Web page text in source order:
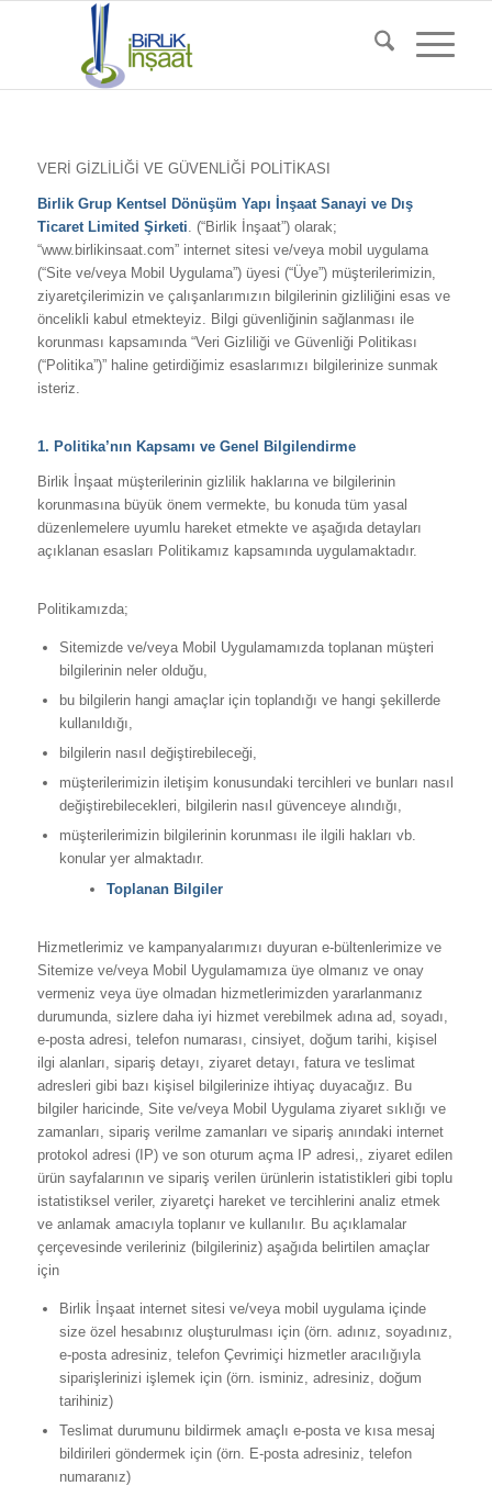
VERİ GİZLİLİĞİ VE GÜVENLİĞİ POLİTİKASI
Birlik Grup Kentsel Dönüşüm Yapı İnşaat Sanayi ve Dış
Ticaret Limited Şirketi. (“Birlik İnşaat”) olarak;
“www.birlikinsaat.com” internet sitesi ve/veya mobil uygulama
(“Site ve/veya Mobil Uygulama”) üyesi (“Üye”) müşterilerimizin,
ziyaretçilerimizin ve çalışanlarımızın bilgilerinin gizliliğini esas ve
öncelikli kabul etmekteyiz. Bilgi güvenliğinin sağlanması ile
korunması kapsamında “Veri Gizliliği ve Güvenliği Politikası
(“Politika”)” haline getirdiğimiz esaslarımızı bilgilerinize sunmak
isteriz.
1. Politika’nın Kapsamı ve Genel Bilgilendirme
Birlik İnşaat müşterilerinin gizlilik haklarına ve bilgilerinin
korunmasına büyük önem vermekte, bu konuda tüm yasal
düzenlemelere uyumlu hareket etmekte ve aşağıda detayları
açıklanan esasları Politikamız kapsamında uygulamaktadır.
Politikamızda;
Sitemizde ve/veya Mobil Uygulamamızda toplanan müşteri
bilgilerinin neler olduğu,
bu bilgilerin hangi amaçlar için toplandığı ve hangi şekillerde
kullanıldığı,
bilgilerin nasıl değiştirebileceği,
müşterilerimizin iletişim konusundaki tercihleri ve bunları nasıl
değiştirebilecekleri, bilgilerin nasıl güvenceye alındığı,
müşterilerimizin bilgilerinin korunması ile ilgili hakları vb.
konular yer almaktadır.
Toplanan Bilgiler
Hizmetlerimiz ve kampanyalarımızı duyuran e-bültenlerimize ve
Sitemize ve/veya Mobil Uygulamamıza üye olmanız ve onay
vermeniz veya üye olmadan hizmetlerimizden yararlanmanız
durumunda, sizlere daha iyi hizmet verebilmek adına ad, soyadı,
e-posta adresi, telefon numarası, cinsiyet, doğum tarihi, kişisel
ilgi alanları, sipariş detayı, ziyaret detayı, fatura ve teslimat
adresleri gibi bazı kişisel bilgilerinize ihtiyaç duyacağız. Bu
bilgiler haricinde, Site ve/veya Mobil Uygulama ziyaret sıklığı ve
zamanları, sipariş verilme zamanları ve sipariş anındaki internet
protokol adresi (IP) ve son oturum açma IP adresi,, ziyaret edilen
ürün sayfalarının ve sipariş verilen ürünlerin istatistikleri gibi toplu
istatistiksel veriler, ziyaretçi hareket ve tercihlerini analiz etmek
ve anlamak amacıyla toplanır ve kullanılır. Bu açıklamalar
çerçevesinde verileriniz (bilgileriniz) aşağıda belirtilen amaçlar
için
Birlik İnşaat internet sitesi ve/veya mobil uygulama içinde
size özel hesabınız oluşturulması için (örn. adınız, soyadınız,
e-posta adresiniz, telefon Çevrimiçi hizmetler aracılığıyla
siparişlerinizi işlemek için (örn. isminiz, adresiniz, doğum
tarihiniz)
Teslimat durumunu bildirmek amaçlı e-posta ve kısa mesaj
bildirileri göndermek için (örn. E-posta adresiniz, telefon
numaranız)